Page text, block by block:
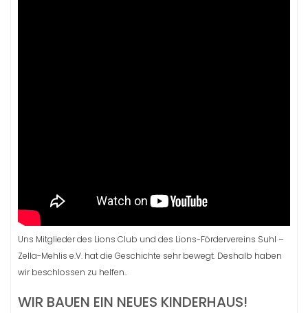
Uns Mitglieder des Lions Club und des Lions-Fördervereins Suhl –
Zella-Mehlis e.V. hat die Geschichte sehr bewegt. Deshalb haben
wir beschlossen zu helfen..
WIR BAUEN EIN NEUES KINDERHAUS!